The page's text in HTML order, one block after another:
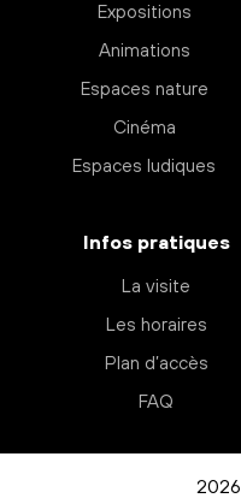
Expositions
Animations
Espaces nature
Cinéma
Espaces ludiques
Infos pratiques
La visite
Les horaires
Plan d’accès
FAQ